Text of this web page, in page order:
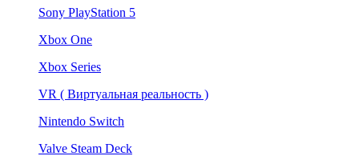
Sony PlayStation 5
Xbox One
Xbox Series
VR ( Виртуальная реальность )
Nintendo Switch
Valve Steam Deck